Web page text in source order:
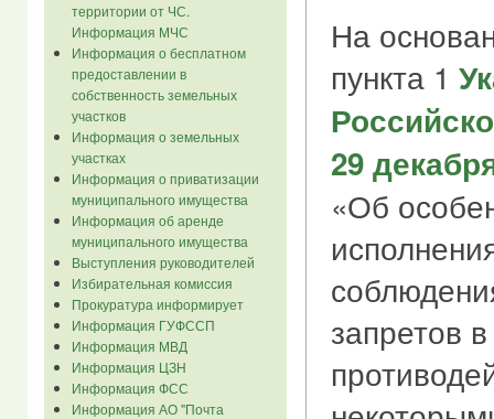
территории от ЧС.
Информация МЧС
Информация о бесплатном
предоставлении в
собственность земельных
участков
Информация о земельных
участках
Информация о приватизации
муниципального имущества
Информация об аренде
муниципального имущества
Выступления руководителей
Избирательная комиссия
Прокуратура информирует
Информация ГУФССП
Информация МВД
Информация ЦЗН
Информация ФСС
Информация АО "Почта
На
пункта 1
29
«Об
запретов